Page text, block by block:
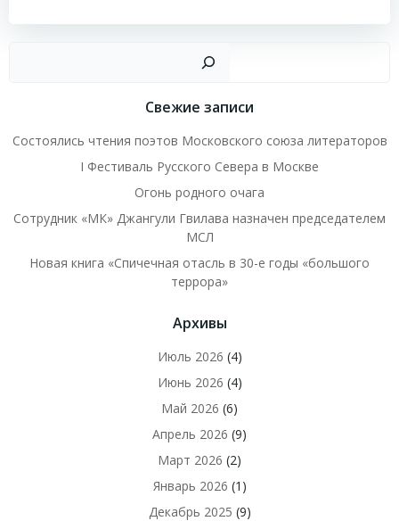
записям записям
Свежие записи
Состоялись чтения поэтов Московского союза литераторов
I Фестиваль Русского Севера в Москве
Огонь родного очага
Сотрудник «МК» Джангули Гвилава назначен председателем
МСЛ
Новая книга «Спичечная отасль в 30-е годы «большого
террора»
Архивы
Июль 2026 (4)
Июнь 2026 (4)
Май 2026 (6)
Апрель 2026 (9)
Март 2026 (2)
Январь 2026 (1)
Декабрь 2025 (9)